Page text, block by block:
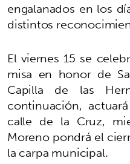
engalanados en los
distintos
El viernes 15 se
misa en honor de
Capilla de las
continuación,
calle de la Cruz,
Moreno pondrá el
la carpa municipal.